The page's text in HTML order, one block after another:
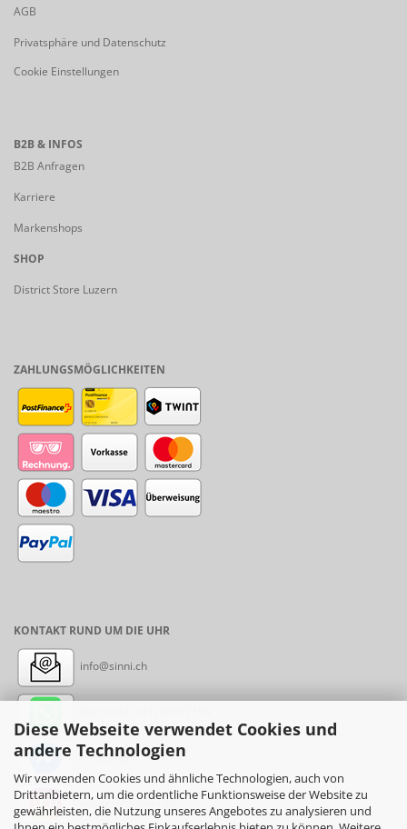
Diese Webseite verwendet Cookies und
andere Technologien
Wir verwenden Cookies und ähnliche Technologien, auch von
Drittanbietern, um die ordentliche Funktionsweise der Website zu
gewährleisten, die Nutzung unseres Angebotes zu analysieren und
AGB
Privatsphäre und Datenschutz
Cookie Einstellungen
B2B & INFOS
B2B Anfragen
Karriere
Markenshops
SHOP
District Store Luzern
ZAHLUNGSMÖGLICHKEITEN
KONTAKT RUND UM DIE UHR
info@sinni.ch
Messenger: sinni.ch
Instagram: sinni_ch